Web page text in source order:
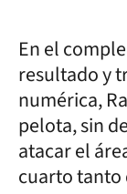
En el
resultado y
numérica,
pelota, sin
atacar el
cuarto